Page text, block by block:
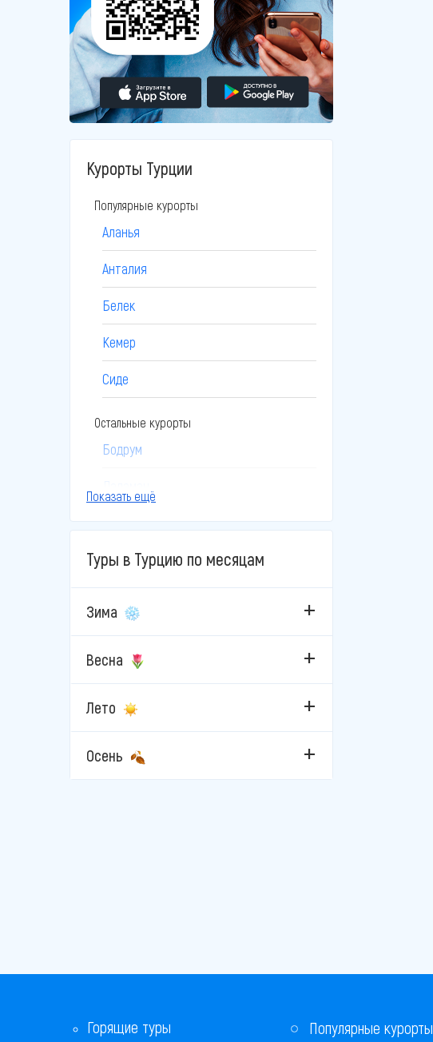
Курорты Турции
Популярные курорты
Аланья
Анталия
Белек
Кемер
Сиде
Остальные курорты
Бодрум
Дидим
Измир
Каппадокия
Кушадасы
Мармарис
Фетхие
Показать ещё
Туры в Турцию по месяцам
Зима
Весна
Лето
Осень
Горящие туры Популярные курорты